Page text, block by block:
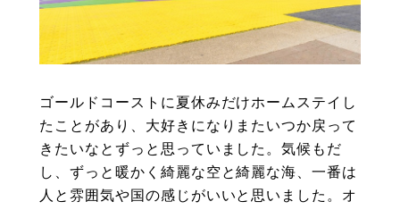
ゴールドコーストに夏休みだけホームステイし
たことがあり、大好きになりまたいつか戻って
きたいなとずっと思っていました。気候もだ
し、ずっと暖かく綺麗な空と綺麗な海、一番は
人と雰囲気や国の感じがいいと思いました。オ